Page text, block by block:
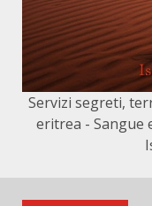
Servizi segreti,
eritrea - Sangue